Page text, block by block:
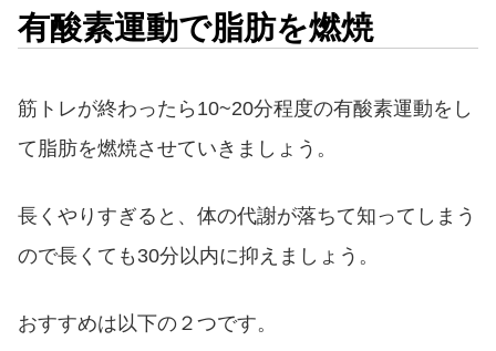
有酸素運動で脂肪を燃焼
筋トレが終わったら10~20分程度の有酸素運動をし
て脂肪を燃焼させていきましょう。
長くやりすぎると、体の代謝が落ちて知ってしまう
ので長くても30分以内に抑えましょう。
おすすめは以下の２つです。